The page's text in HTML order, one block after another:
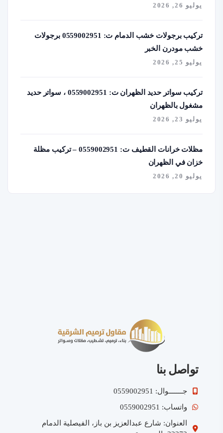
يوليو 26, 2026
تركيب برجولات خشب الدمام ت: 0559002951 برجولات
خشب مودرن الخبر
يوليو 25, 2026
تركيب سواتر حديد الظهران ت: 0559002951 ، سواتر حديد
مشغول بالظهران
يوليو 23, 2026
مظلات خرانات القطيف ت: 0559002951 – تركيب مظلة
خزان في الظهران
يوليو 20, 2026
تواصل بنا
جـــــــوال: 0559002951
واتساب: 0559002951
العنوان: شارع عبدالعزيز بن باز، الفيصلية الدمام